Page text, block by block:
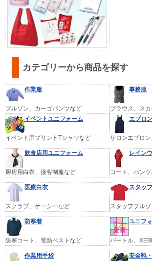
カテゴリーから商品を探す
作業服
ブルゾン、カーゴパンツなど
事務服
ブラウス、ス
イベントユニフォーム
イベント用プリントTシャツなど
エプロン
サロンエプロ
飲食店用ユニフォーム
厨房用白衣、接客制服など
レイン
コート、パン
医療白衣
スクラブ、ケーシーなど
スタッ
スタッフブル
防寒着
防寒コート、電熱ベストなど
ユニフ
バートル、
作業用手袋 安全靴